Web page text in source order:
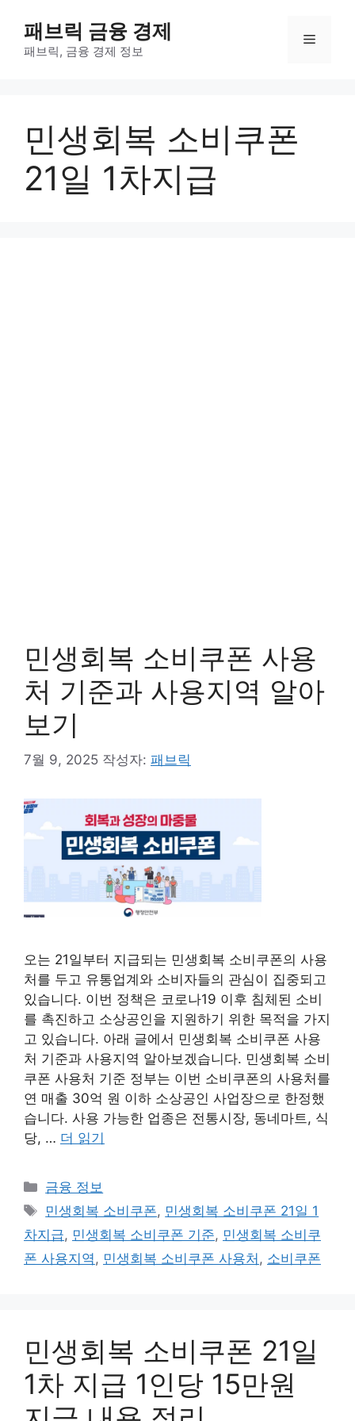
패브릭 금융 경제
패브릭, 금융 경제 정보
메
민생회복 소비쿠폰
21일 1차지급
민생회복 소비쿠폰 사용
처 기준과 사용지역 알아
보기
7월 9, 2025 작성자: 패브릭
오는 21일부터 지급되는 민생회복 소비쿠폰의 사용
처를 두고 유통업계와 소비자들의 관심이 집중되고
있습니다. 이번 정책은 코로나19 이후 침체된 소비
를 촉진하고 소상공인을 지원하기 위한 목적을 가지
고 있습니다. 아래 글에서 민생회복 소비쿠폰 사용
처 기준과 사용지역 알아보겠습니다. 민생회복 소비
쿠폰 사용처 기준 정부는 이번 소비쿠폰의 사용처를
연 매출 30억 원 이하 소상공인 사업장으로 한정했
습니다. 사용 가능한 업종은 전통시장, 동네마트, 식
당, … 더 읽기
카
테
리
금융 정보
태
그
민생회복 소비쿠폰, 민생회복 소비쿠폰 21일 1
차지급, 민생회복 소비쿠폰 기준, 민생회복 소비쿠
폰 사용지역 , 민생회복 소비쿠폰 사용처 , 소비쿠폰
민생회복 소비쿠폰 21일
1차 지급 1인당 15만원